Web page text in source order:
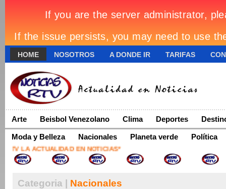
HOME NOSOTROS A DONDE IR TARIFAS
Arte Beisbol Venezolano Clima Deportes
Moda y Belleza Nacionales Planeta verde Política
LA ACTUALIDAD EN NOTICIAS*
Categoria | Nacionales